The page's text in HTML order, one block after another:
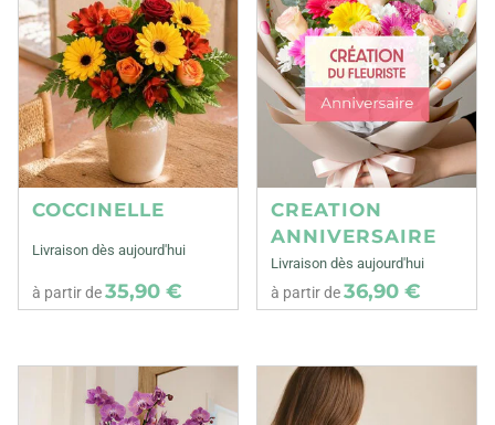
COCCINELLE
Livraison dès aujourd'hui
à partir de35,90 €
CREATION
ANNIVERSAIRE
Livraison dès aujourd'hui
à partir de36,90 €